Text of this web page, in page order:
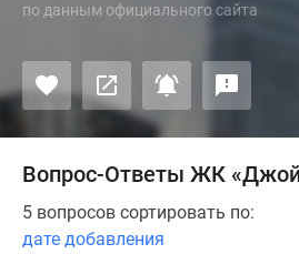
по данным официального сайта
Вопрос-Ответы ЖК
5 вопросов сортировать по:
дате добавления